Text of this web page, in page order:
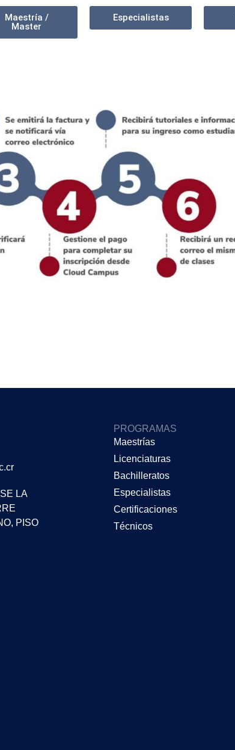
Maestría /
Master
Especialistas
LA
PISO
PROGRAMAS
Maestrías
Licenciaturas
Bachilleratos
Especialistas
Certificaciones
Técnicos